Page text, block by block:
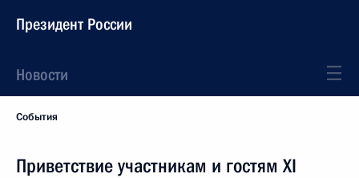
Президент России
Новости
События
Приветствие участникам и гостям XI